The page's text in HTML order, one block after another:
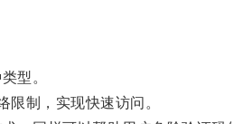
型。
制，实现快速访问。